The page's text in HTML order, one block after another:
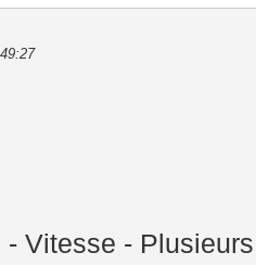
Vitesse -